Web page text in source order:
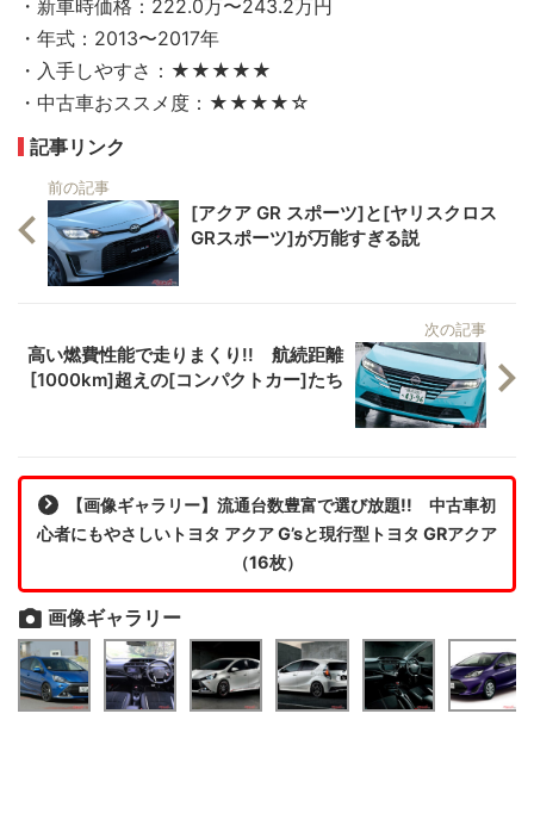
・新車時価格：222.0万〜243.2万円
・年式：2013〜2017年
・入手しやすさ：★★★★★
・中古車おススメ度：★★★★☆
記事リンク
前の記事
[アクア GR スポーツ]と[ヤリスクロス
GRスポーツ]が万能すぎる説
次の記事
高い燃費性能で走りまくり!! 航続距離
[1000km]超えの[コンパクトカー]たち
【画像ギャラリー】流通台数豊富で選び放題!! 中古車初
心者にもやさしいトヨタ アクア G’sと現行型トヨタ GRアクア
（16枚）
画像ギャラリー